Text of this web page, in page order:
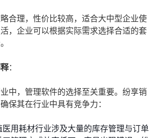
合理，性价比较高，适合大中型企业使
，企业可以根据实际需求选择合适的套
：
中，管理软件的选择至关重要。纷享销
保其在行业中具有竞争力：
医用耗材行业涉及大量的库存管理与订单